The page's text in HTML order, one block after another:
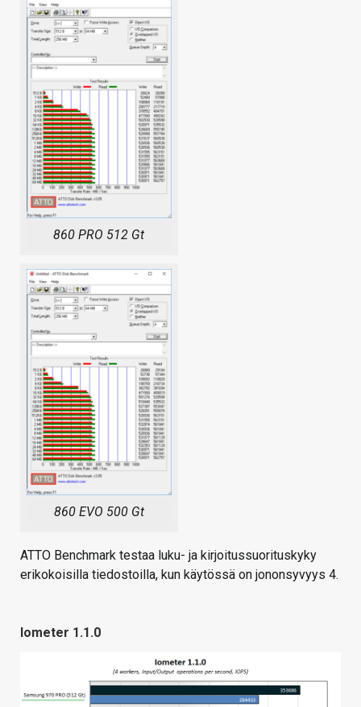
860 PRO 512 Gt
860 EVO 500 Gt
ATTO Benchmark testaa luku- ja kirjoitussuorituskyky
erikokoisilla tiedostoilla, kun käytössä on jononsyvyys 4.
Iometer 1.1.0